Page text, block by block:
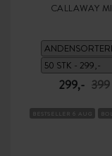
CALLAWAY
299,- 399
BESTSELLER 6 AUG